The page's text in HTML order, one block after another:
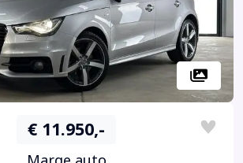
€ 11.950,-